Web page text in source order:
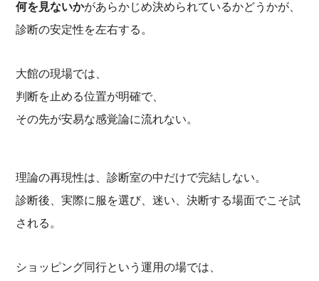
何を見ないかがあらかじめ決められているかどうかが、
診断の安定性を左右する。
大館の現場では、
判断を止める位置が明確で、
その先が安易な感覚論に流れない。
理論の再現性は、診断室の中だけで完結しない。
診断後、実際に服を選び、迷い、決断する場面でこそ試
される。
ショッピング同行という運用の場では、